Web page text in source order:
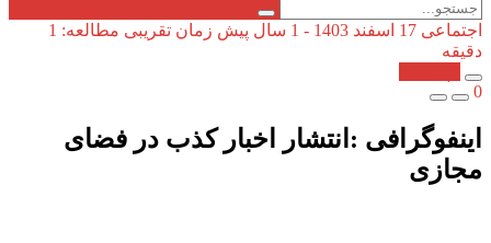
اجتماعی 17 اسفند 1403 - 1 سال پیش
زمان تقریبی مطالعه: 1
دقیقه
0
اینفوگرافی :انتشار اخبار کذب در فضای
مجازی